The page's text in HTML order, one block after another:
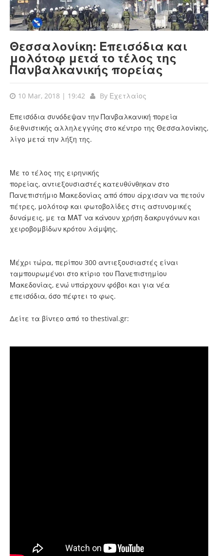
Θεσσαλονίκη: Επεισόδια και
μολότοφ μετά το τέλος της
Πανβαλκανικής πορείας
10 Mar, 2018 | 19:42 By Εχετλαίος
Επεισόδια συνόδεψαν την Πανβαλκανική πορεία
διεθνιστικής αλληλεγγύης στο κέντρο της Θεσσαλονίκης,
λίγο μετά την λήξη της.
Με το τέλος της ειρηνικής
πορείας, αντιεξουσιαστές κατευθύνθηκαν στο
Πανεπιστήμιο Μακεδονίας από όπου άρχισαν να πετούν
πέτρες, μολότοφ και φωτοβολίδες στις αστυνομικές
δυνάμεις, με τα ΜΑΤ να κάνουν χρήση δακρυγόνων και
χειροβομβίδων κρότου λάμψης.
Μέχρι τώρα, περίπου 300 αντιεξουσιαστές είναι
ταμπουρωμένοι στο κτίριο του Πανεπιστημίου
Μακεδονίας, ενώ υπάρχουν φόβοι και για νέα
επεισόδια, όσο πέφτει το φως.
Δείτε τα βίντεο από το thestival.gr: